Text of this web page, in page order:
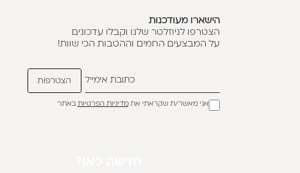
הישארו מעודכנות
הצטרפו לניוזלטר שלנו וקבלו עדכונים
על המבצעים החמים וההטבות הכי שוות!
אני מאשר/ת שקראתי אתמדיניות הפרטיותבאתר